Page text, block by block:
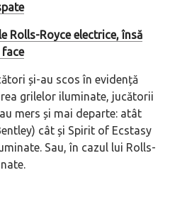
Rolls-Royce electrice, însă
și-au scos în evidență
grilelor iluminate, jucătorii
mers și mai departe: atât
cât și Spirit of Ecstasy
Sau, în cazul lui Rolls-